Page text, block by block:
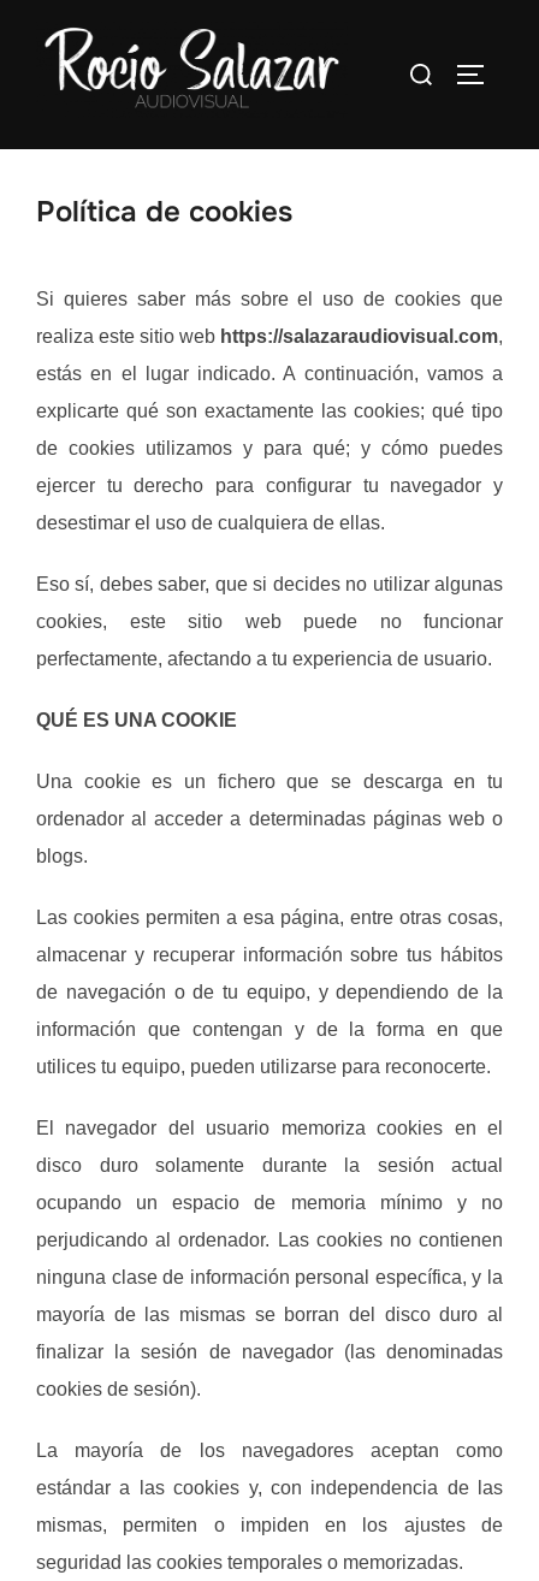
contenido
Buscar:
Política de cookies
Si quieres saber más sobre el uso de cookies que
realiza este sitio web https://salazaraudiovisual.com,
estás en el lugar indicado. A continuación, vamos a
explicarte qué son exactamente las cookies; qué tipo
de cookies utilizamos y para qué; y cómo puedes
ejercer tu derecho para configurar tu navegador y
desestimar el uso de cualquiera de ellas.
Eso sí, debes saber, que si decides no utilizar algunas
cookies, este sitio web puede no funcionar
perfectamente, afectando a tu experiencia de usuario.
QUÉ ES UNA COOKIE
Una cookie es un fichero que se descarga en tu
ordenador al acceder a determinadas páginas web o
blogs.
Las cookies permiten a esa página, entre otras cosas,
almacenar y recuperar información sobre tus hábitos
de navegación o de tu equipo, y dependiendo de la
información que contengan y de la forma en que
utilices tu equipo, pueden utilizarse para reconocerte.
El navegador del usuario memoriza cookies en el
disco duro solamente durante la sesión actual
ocupando un espacio de memoria mínimo y no
perjudicando al ordenador. Las cookies no contienen
ninguna clase de información personal específica, y la
mayoría de las mismas se borran del disco duro al
finalizar la sesión de navegador (las denominadas
cookies de sesión).
La mayoría de los navegadores aceptan como
estándar a las cookies y, con independencia de las
mismas, permiten o impiden en los ajustes de
seguridad las cookies temporales o memorizadas.